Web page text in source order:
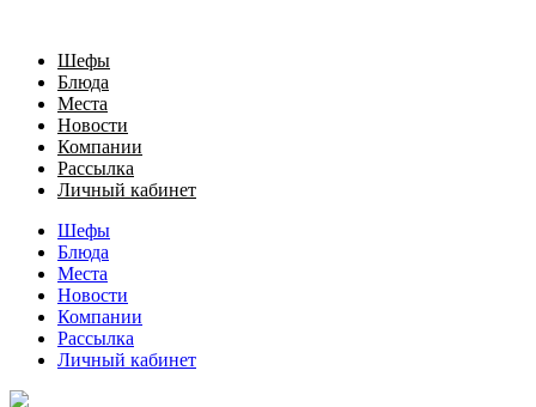
Шефы
Блюда
Места
Новости
Компании
Рассылка
Личный кабинет
Шефы
Блюда
Места
Новости
Компании
Рассылка
Личный кабинет